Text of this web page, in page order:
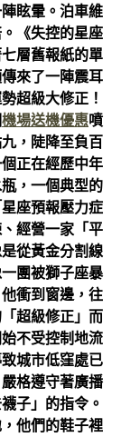
眩暈。泊車維
《失控的星座
層舊報紙的單
來了一陣震耳
超級大修正！
機場送機優惠噴
，陡降至負百
正在經歷中年
，一個典型的
座預報壓力症
經營一家「平
從黃金分割線
團被獅子座暴
衝到窗邊，往
超級修正」而
不受控制地流
城市低窪處已
格遵守著廣播
子」的指令。
他們的鞋子裡